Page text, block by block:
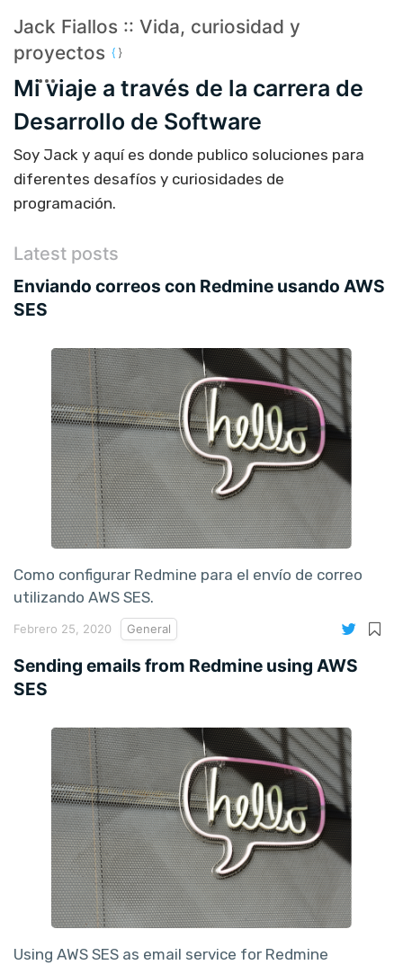
Jack Fiallos :: Vida, curiosidad y
proyectos
Mi viaje a través de la carrera de
Desarrollo de Software
Soy Jack y aquí es donde publico soluciones para
diferentes desafíos y curiosidades de
programación.
Latest posts
Enviando correos con Redmine usando AWS
SES
Como configurar Redmine para el envío de correo
utilizando AWS SES.
Febrero 25, 2020 General
Sending emails from Redmine using AWS
SES
Using AWS SES as email service for Redmine